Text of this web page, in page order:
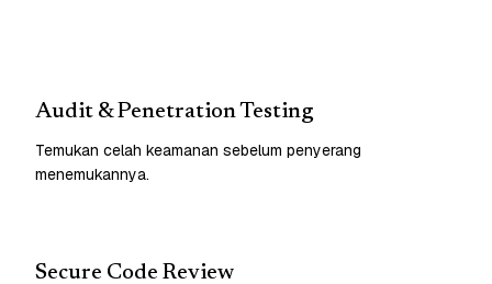
Audit & Penetration Testing
Temukan celah keamanan sebelum penyerang
menemukannya.
Secure Code Review